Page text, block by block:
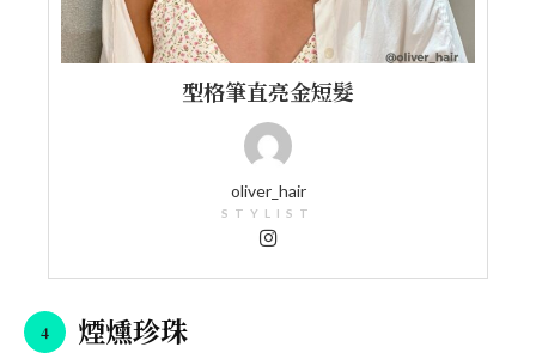
型格筆直亮金短髮
oliver_hair
STYLIST
煙燻珍珠